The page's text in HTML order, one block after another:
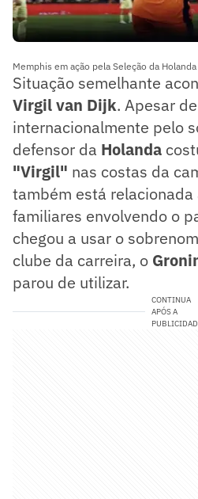
Memphis em ação pela Seleção da
Situação semelhante
Virgil van Dijk. Apesar
internacionalmente pelo
defensor da Holanda
"Virgil" nas costas da
também está
familiares envolvendo o
chegou a usar o
clube da carreira, o
parou de utilizar.
CONTINUA
APÓS A